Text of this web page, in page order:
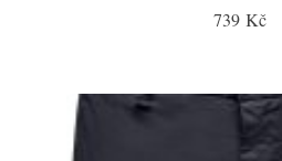
739 Kč